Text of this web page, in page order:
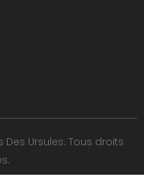
Des Ursules. Tous droits